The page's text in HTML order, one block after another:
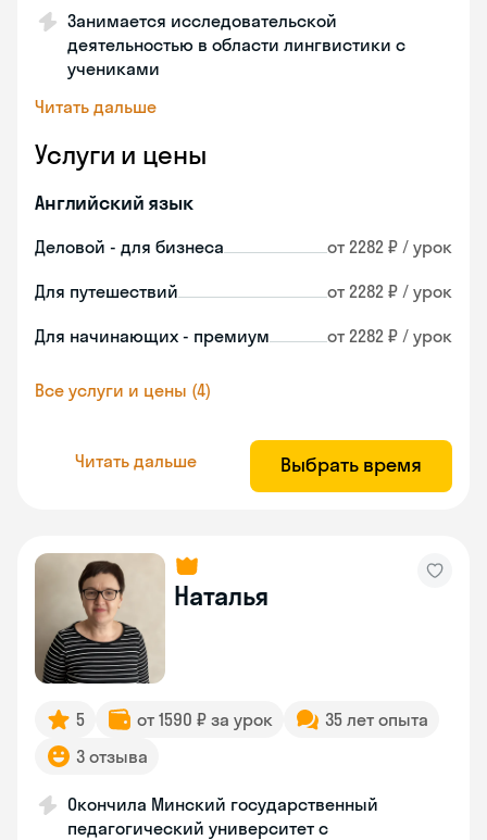
Занимается исследовательской
деятельностью в области лингвистики с
учениками
Читать дальше
Услуги и цены
Английский язык
Деловой - для бизнеса от 2282 ₽ / урок
Для путешествий от 2282 ₽ / урок
Для начинающих - премиум от 2282 ₽ / урок
Все услуги и цены (4)
Читать дальше Выбрать время
Наталья
5 от 1590 ₽ за урок
35 лет опыта
3 отзыва
Окончила Минский государственный
педагогический университет с